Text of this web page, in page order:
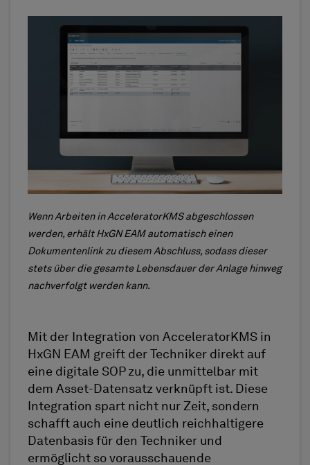
Wenn Arbeiten in AcceleratorKMS abgeschlossen
werden, erhält HxGN EAM automatisch einen
Dokumentenlink zu diesem Abschluss, sodass dieser
stets über die gesamte Lebensdauer der Anlage hinweg
nachverfolgt werden kann.
Mit der Integration von AcceleratorKMS in
HxGN EAM greift der Techniker direkt auf
eine digitale SOP zu, die unmittelbar mit
dem Asset-Datensatz verknüpft ist. Diese
Integration spart nicht nur Zeit, sondern
schafft auch eine deutlich reichhaltigere
Datenbasis für den Techniker und
ermöglicht so vorausschauende